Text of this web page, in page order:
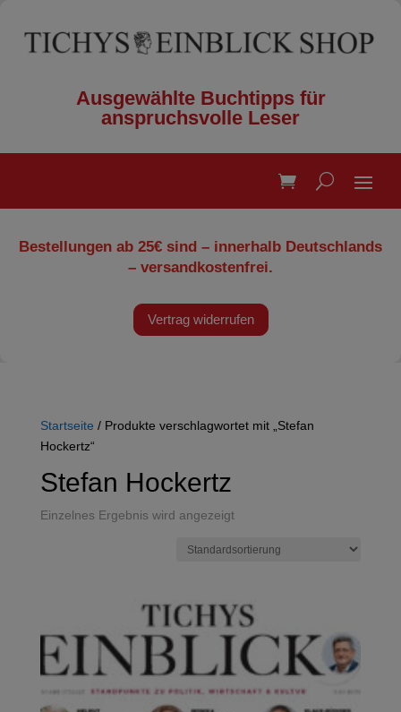
Ausgewählte Buchtipps für
anspruchsvolle Leser
Bestellungen ab 25€ sind – innerhalb Deutschlands
– versandkostenfrei.
Vertrag widerrufen
Startseite / Produkte verschlagwortet mit „Stefan
Hockertz“
Stefan Hockertz
Einzelnes Ergebnis wird angezeigt